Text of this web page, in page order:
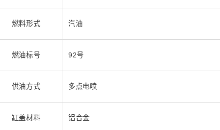
燃料形式 汽油
燃油标号 92号
供油方式 多点电喷
缸盖材料 铝合金